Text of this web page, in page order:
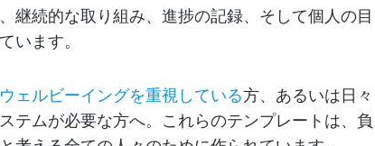
継続的な取り組み、進捗の記録、そして個人の目
います。
ェルビーイングを重視している方、あるいは日々
テムが必要な方へ。これらのテンプレートは、負